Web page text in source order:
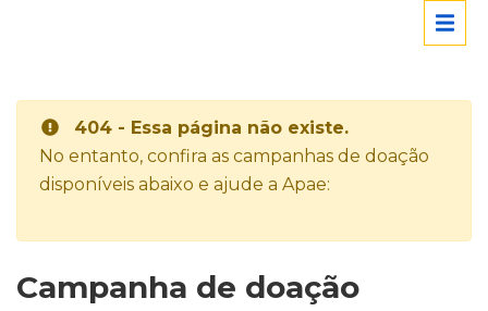
404 - Essa página não existe.
No entanto, confira as campanhas de doação
disponíveis abaixo e ajude a Apae:
Campanha de doação